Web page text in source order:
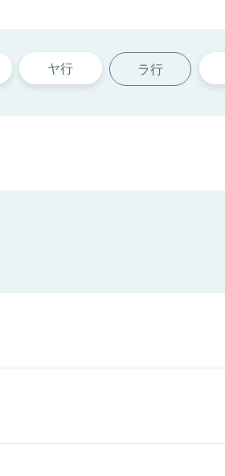
ヤ行 ラ行